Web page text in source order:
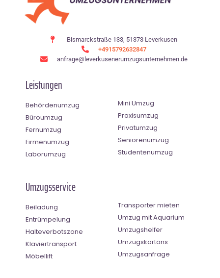
Bismarckstraße 133, 51373 Leverkusen
+4915792632847
anfrage@leverkusenerumzugsunternehmen.de
Leistungen
Behördenumzug
Büroumzug
Fernumzug
Firmenumzug
Laborumzug
Mini Umzug
Praxisumzug
Privatumzug
Seniorenumzug
Studentenumzug
Umzugsservice
Beiladung
Entrümpelung
Halteverbotszone
Klaviertransport
Möbellift
Transporter mieten
Umzug mit Aquarium
Umzugshelfer
Umzugskartons
Umzugsanfrage